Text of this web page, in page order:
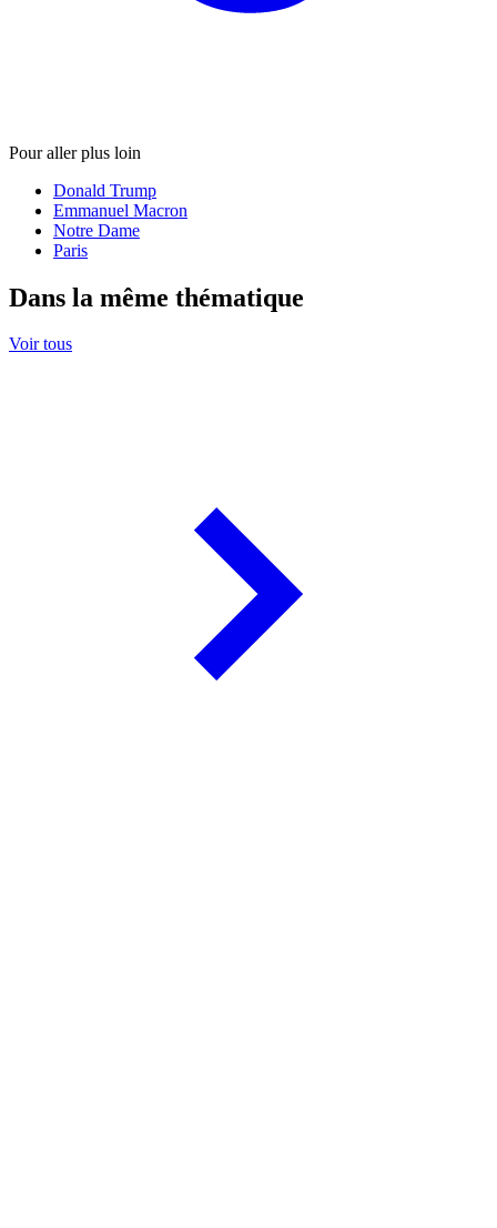
Pour aller plus loin
Donald Trump
Emmanuel Macron
Notre Dame
Paris
Dans la même thématique
Voir tous